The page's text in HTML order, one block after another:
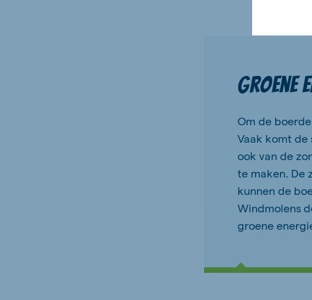
Groene
Om de
Vaak komt
ook van de
te maken. De
kunnen de
Windmolens
groene